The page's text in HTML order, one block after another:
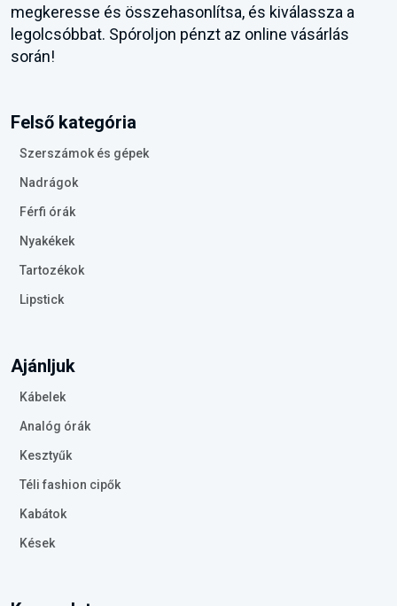
megkeresse és összehasonlítsa, és kiválassza a
legolcsóbbat. Spóroljon pénzt az online vásárlás
során!
Felső kategória
Szerszámok és gépek
Nadrágok
Férfi órák
Nyakékek
Tartozékok
Lipstick
Ajánljuk
Kábelek
Analóg órák
Kesztyűk
Téli fashion cipők
Kabátok
Kések